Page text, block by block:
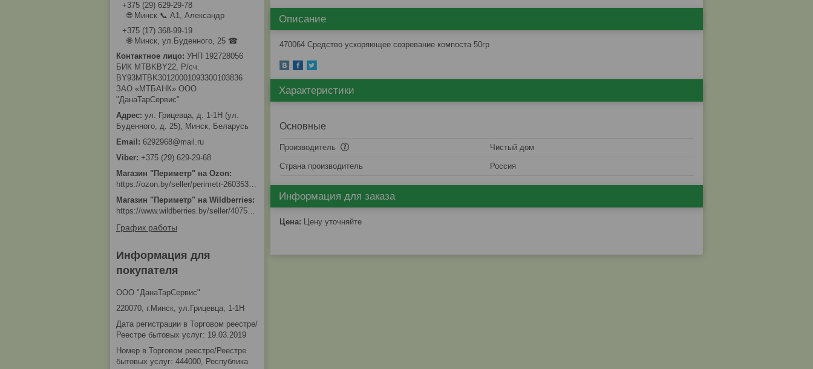
Описание
470064 Средство ускоряющее созревание компоста 50гр
Характеристики
Основные
Производитель Чистый дом
Страна производитель Россия
Информация для заказа
Цена: Цену уточняйте
+375 (29) 629-29-78
🌐 Минск 📞 А1, Александр
+375 (17) 368-99-19
🌐 Минск, ул.Буденного, 25 ☎
УНП 192728056
БИК MTBKBY22, Р/сч.
BY93MTBK30120001093300103836
ЗАО «МТБАНК» ООО
"ДанаТарСервис"
ул. Грицевца, д. 1-1Н (ул.
Буденного, д. 25), Минск, Беларусь
6292968@mail.ru
+375 (29) 629-29-68
Магазин "Периметр" на Ozon
https://ozon.by/seller/perimetr-2603533/?miniapp=seller_2603533
Магазин "Периметр" на Wildberries
https://www.wildberries.by/seller/4075533
График работы
Информация для
покупателя
ООО "ДанаТарСервис"
220070, г.Минск, ул.Грицевца, 1-1Н
Дата регистрации в Торговом реестре/
Реестре бытовых услуг: 19.03.2019
Номер в Торговом реестре/Реестре
бытовых услуг: 444000, Республика